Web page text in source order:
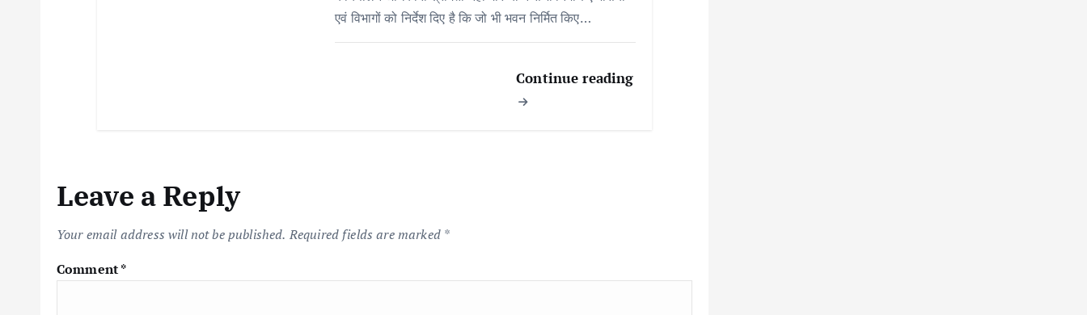
एवं विभागों को निर्देश दिए है कि जो भी भवन निर्मित किए…
Continue reading
Leave a Reply
Your email address will not be published. Required fields are marked *
Comment*